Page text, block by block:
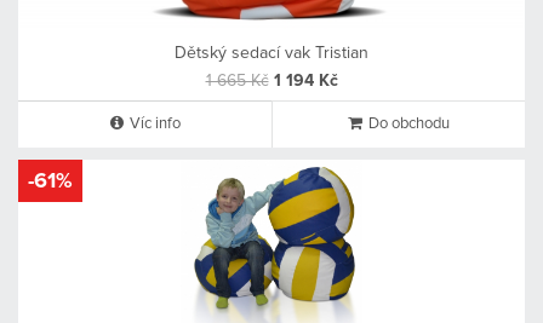
Dětský sedací vak Tristian
1 665 Kč 1 194 Kč
Víc info Do obchodu
-61%